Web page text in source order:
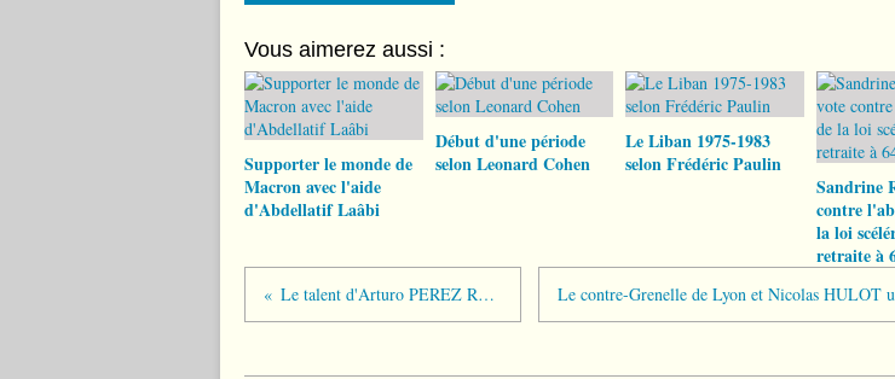
Vous aimerez aussi :
Supporter le monde de
Macron avec l'aide
d'Abdellatif Laâbi
Début d'une période
selon Leonard Cohen
Le Liban 1975-1983
selon Frédéric Paulin
Sandrine
contre
la loi
retraite à
Le talent d'Arturo PEREZ REVERTE